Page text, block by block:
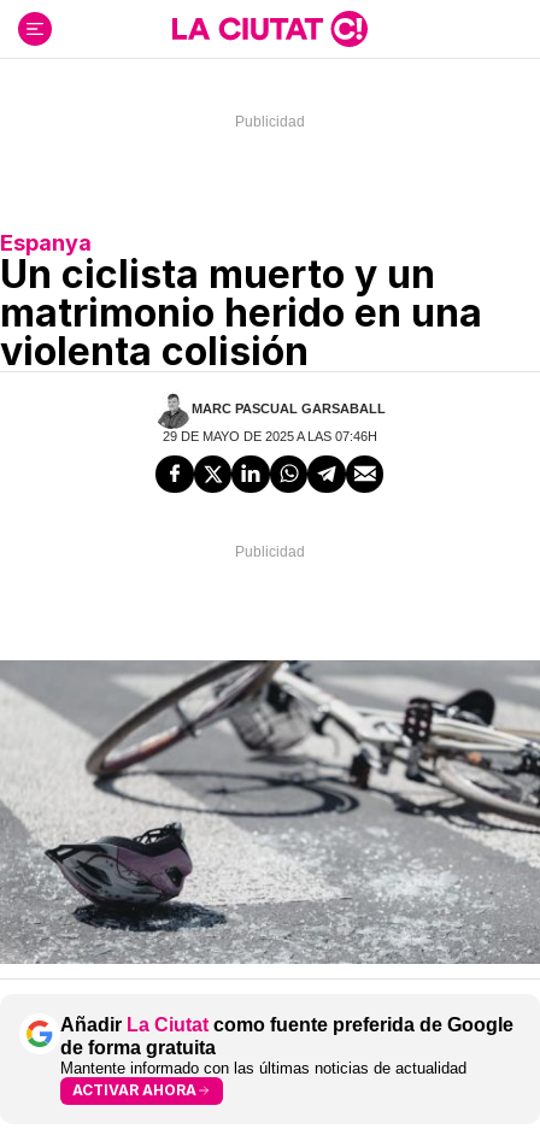
contenido
Espanya
Un ciclista muerto y un
matrimonio herido en una
violenta colisión
MARC PASCUAL GARSABALL
29 DE MAYO DE 2025 A LAS 07:46H
Añadir La Ciutat como fuente preferida de Google
de forma gratuita
Mantente informado con las últimas noticias de actualidad
ACTIVAR AHORA